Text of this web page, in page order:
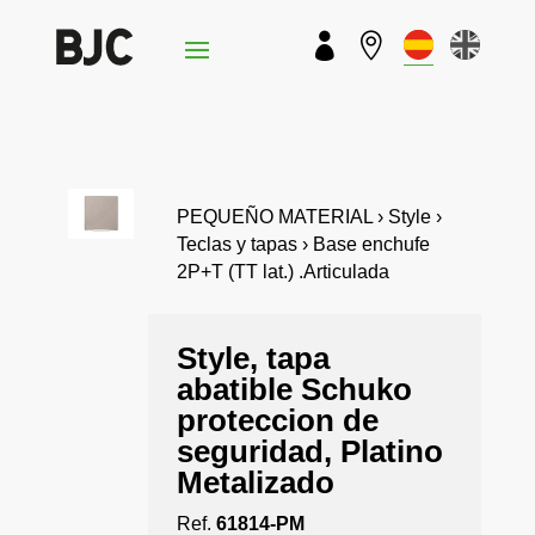
 
PEQUEÑO MATERIAL › Style ›
Teclas y tapas › Base enchufe
2P+T (TT lat.) .Articulada
Style, tapa
abatible Schuko
proteccion de
seguridad, Platino
Metalizado
Ref.61814-PM